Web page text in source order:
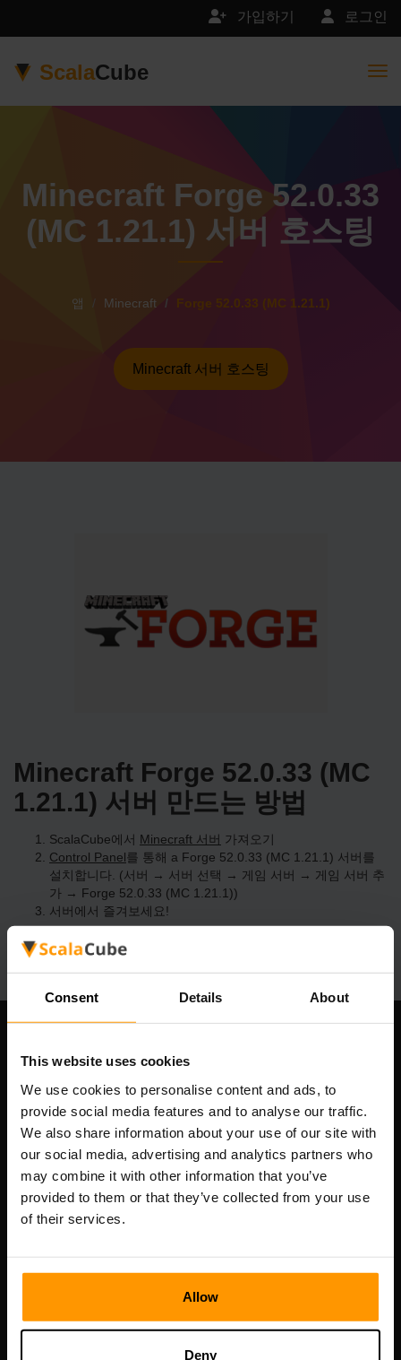
Consent Details About
This website uses cookies
We use cookies to personalise content and ads, to
provide social media features and to analyse our traffic.
We also share information about your use of our site with
our social media, advertising and analytics partners who
may combine it with other information that you’ve
provided to them or that they’ve collected from your use
of their services.
Allow
Deny
로그인
가입하기
ScalaCube
Minecraft Forge 52.0.33
(MC 1.21.1) 서버 호스팅
앱 Minecraft Forge 52.0.33 (MC 1.21.1)
Minecraft 서버 호스팅
Minecraft Forge 52.0.33 (MC
1.21.1) 서버 만드는 방법
ScalaCube에서 Minecraft 서버 가져오기
Control Panel를 통해 a Forge 52.0.33 (MC 1.21.1) 서버를
설치합니다. (서버 → 서버 선택 → 게임 서버 → 게임 서버 추
가 → Forge 52.0.33 (MC 1.21.1))
서버에서 즐겨보세요!
Scalable Hosting Solutions OÜ
등록 코드: 14652605
VAT 번호: EE102133820
주소: Harju maakond, Tallinn, Kesklinna linnaosa,
Vesivärava tn 50-201, 10152
빠른 탐색